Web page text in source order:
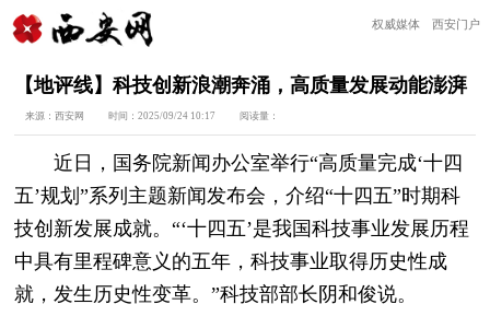
权威媒体 西安门户
【地评线】科技创新浪潮奔涌，高质量发展动能澎湃
来源：西安网 时间：2025/09/24 10:17 阅读量：
近日，国务院新闻办公室举行“高质量完成‘十四
五’规划”系列主题新闻发布会，介绍“十四五”时期科
技创新发展成就。“‘十四五’是我国科技事业发展历程
中具有里程碑意义的五年，科技事业取得历史性成
就，发生历史性变革。”科技部部长阴和俊说。